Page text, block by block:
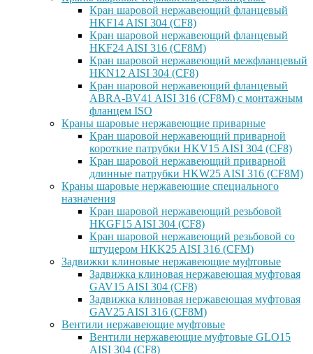
Кран шаровой нержавеющий фланцевый
HKF14 AISI 304 (CF8)
Кран шаровой нержавеющий фланцевый
HKF24 AISI 316 (CF8M)
Кран шаровой нержавеющий межфланцевый
HKN12 AISI 304 (CF8)
Кран шаровой нержавеющий фланцевый
ABRA-BV41 AISI 316 (CF8M) с монтажным
фланцем ISO
Краны шаровые нержавеющие приварные
Кран шаровой нержавеющий приварной
короткие патрубки HKV15 AISI 304 (CF8)
Кран шаровой нержавеющий приварной
длинные патрубки HKW25 AISI 316 (CF8M)
Краны шаровые нержавеющие специального
назначения
Кран шаровой нержавеющий резьбовой
HKGF15 AISI 304 (CF8)
Кран шаровой нержавеющий резьбовой со
штуцером HKK25 AISI 316 (CFM)
Задвижки клиновые нержавеющие муфтовые
Задвижка клиновая нержавеющая муфтовая
GAV15 AISI 304 (CF8)
Задвижка клиновая нержавеющая муфтовая
GAV25 AISI 316 (CF8M)
Вентили нержавеющие муфтовые
Вентили нержавеющие муфтовые GLO15
AISI 304 (CF8)